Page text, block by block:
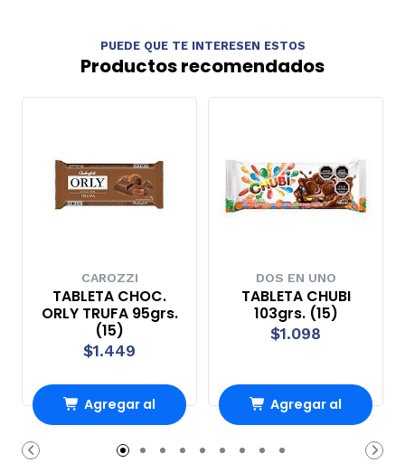
PUEDE QUE TE INTERESEN ESTOS
Productos recomendados
CAROZZI
TABLETA CHOC.
ORLY TRUFA 95grs.
(15)
$1.449
Agregar al
Carro
DOS EN UNO
TABLETA CHUBI
103grs. (15)
$1.098
Agregar al
Carro